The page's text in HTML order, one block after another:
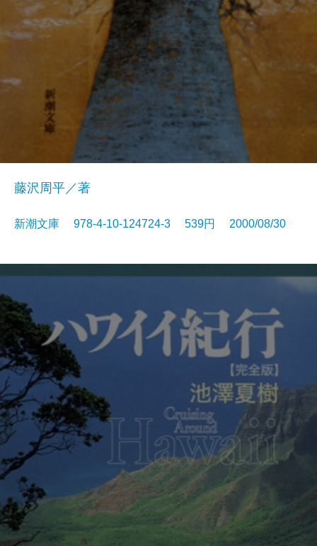
藤沢周平／著
新潮文庫 978-4-10-124724-3 539円 2000/08/30